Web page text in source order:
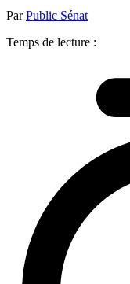
ParPublic Sénat
Temps de lecture :